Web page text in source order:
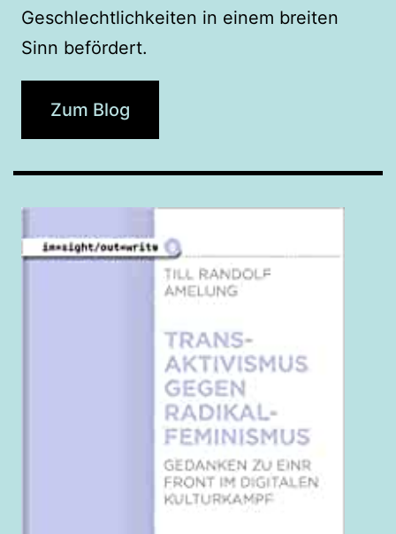
Geschlechtlichkeiten in einem breiten
Sinn befördert.
Zum Blog